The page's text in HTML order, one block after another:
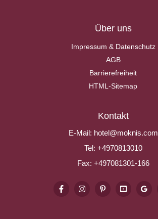
Über uns
Impressum & Datenschutz
AGB
Barrierefreiheit
HTML-Sitemap
Kontakt
E-Mail: hotel@moknis.com
Tel: +4970813010
Fax: +497081301-166